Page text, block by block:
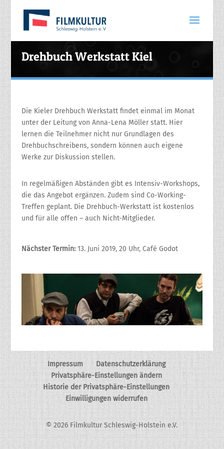
Drehbuch Werkstatt Kiel
Die Kieler Drehbuch Werkstatt findet einmal im Monat
unter der Leitung von Anna-Lena Möller statt. Hier
lernen die Teilnehmer nicht nur Grundlagen des
Drehbuchschreibens, sondern können auch eigene
Werke zur Diskussion stellen.
In regelmäßigen Abständen gibt es Intensiv-Workshops,
die das Angebot ergänzen. Zudem sind Co-Working-
Treffen geplant. Die Drehbuch-Werkstatt ist kostenlos
und für alle offen – auch Nicht-Mitglieder.
Nächster Termin:13. Juni 2019, 20 Uhr, Café Godot
Impressum
Datenschutzerklärung
Privatsphäre-Einstellungen ändern
Historie der Privatsphäre-Einstellungen
Einwilligungen widerrufen
© 2026 Filmkultur Schleswig-Holstein e.V.